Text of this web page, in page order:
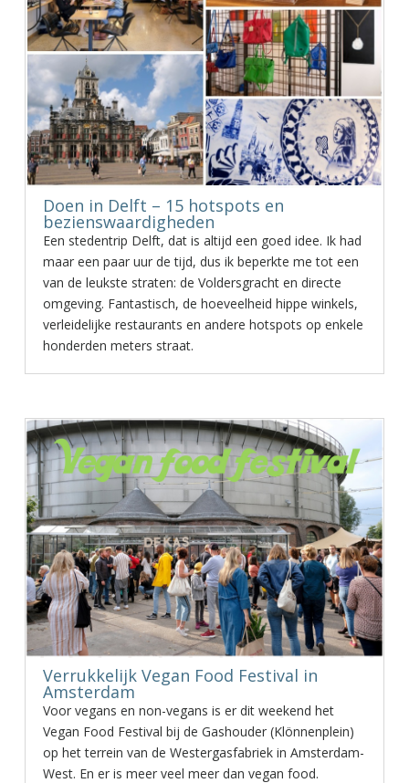
Doen in Delft – 15 hotspots en
bezienswaardigheden
Een stedentrip Delft, dat is altijd een goed idee. Ik had
maar een paar uur de tijd, dus ik beperkte me tot een
van de leukste straten: de Voldersgracht en directe
omgeving. Fantastisch, de hoeveelheid hippe winkels,
verleidelijke restaurants en andere hotspots op enkele
honderden meters straat.
Verrukkelijk Vegan Food Festival in
Amsterdam
Voor vegans en non-vegans is er dit weekend het
Vegan Food Festival bij de Gashouder (Klönnenplein)
op het terrein van de Westergasfabriek in Amsterdam-
West. En er is meer veel meer dan vegan food.